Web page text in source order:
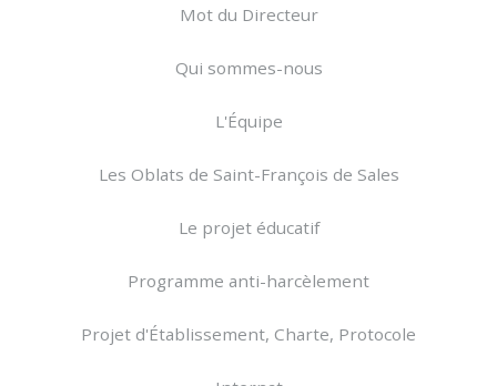
Mot du Directeur
Qui sommes-nous
L'Équipe
Les Oblats de Saint-François de Sales
Le projet éducatif
Programme anti-harcèlement
Projet d'Établissement, Charte, Protocole